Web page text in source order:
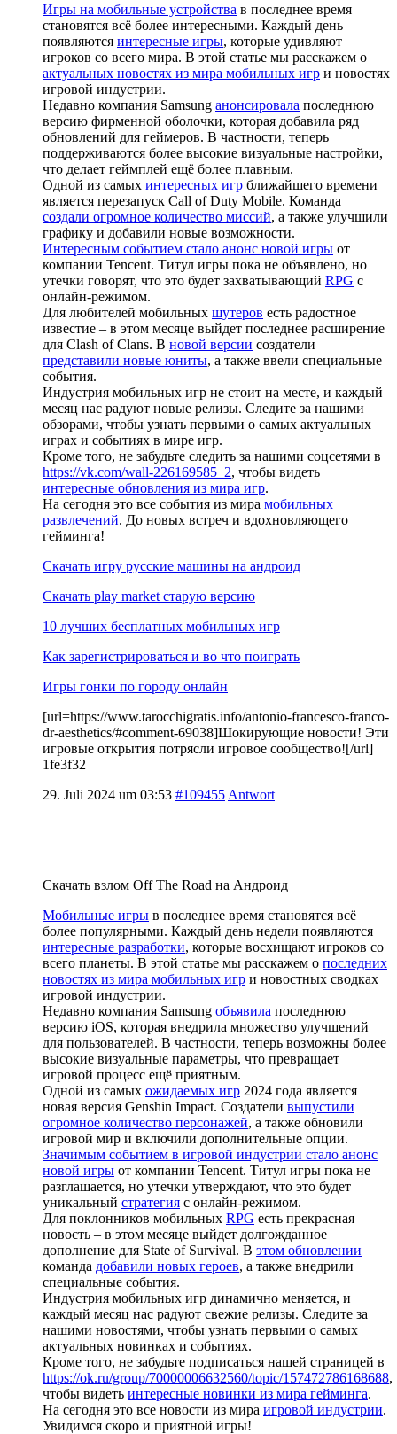
Игры на мобильные устройства в последнее время
становятся всё более интересными. Каждый день
появляются интересные игры, которые удивляют
игроков со всего мира. В этой статье мы расскажем о
актуальных новостях из мира мобильных игр и новостях
игровой индустрии.
Недавно компания Samsung анонсировала последнюю
версию фирменной оболочки, которая добавила ряд
обновлений для геймеров. В частности, теперь
поддерживаются более высокие визуальные настройки,
что делает геймплей ещё более плавным.
Одной из самых интересных игр ближайшего времени
является перезапуск Call of Duty Mobile. Команда
создали огромное количество миссий, а также улучшили
графику и добавили новые возможности.
Интересным событием стало анонс новой игры от
компании Tencent. Титул игры пока не объявлено, но
утечки говорят, что это будет захватывающий RPG с
онлайн-режимом.
Для любителей мобильных шутеров есть радостное
известие – в этом месяце выйдет последнее расширение
для Clash of Clans. В новой версии создатели
представили новые юниты, а также ввели специальные
события.
Индустрия мобильных игр не стоит на месте, и каждый
месяц нас радуют новые релизы. Следите за нашими
обзорами, чтобы узнать первыми о самых актуальных
играх и событиях в мире игр.
Кроме того, не забудьте следить за нашими соцсетями в
https://vk.com/wall-226169585_2, чтобы видеть
интересные обновления из мира игр.
На сегодня это все события из мира мобильных
развлечений. До новых встреч и вдохновляющего
гейминга!
Скачать игру русские машины на андроид
Скачать play market старую версию
10 лучших бесплатных мобильных игр
Как зарегистрироваться и во что поиграть
Игры гонки по городу онлайн
[url=https://www.tarocchigratis.info/antonio-francesco-franco-
dr-aesthetics/#comment-69038]Шокирующие новости! Эти
игровые открытия потрясли игровое сообщество![/url]
1fe3f32
29. Juli 2024 um 03:53 #109455 Antwort
Скачать взлом Off The Road на Андроид
Мобильные игры в последнее время становятся всё
более популярными. Каждый день недели появляются
интересные разработки, которые восхищают игроков со
всего планеты. В этой статье мы расскажем о последних
новостях из мира мобильных игр и новостных сводках
игровой индустрии.
Недавно компания Samsung объявила последнюю
версию iOS, которая внедрила множество улучшений
для пользователей. В частности, теперь возможны более
высокие визуальные параметры, что превращает
игровой процесс ещё приятным.
Одной из самых ожидаемых игр 2024 года является
новая версия Genshin Impact. Создатели выпустили
огромное количество персонажей, а также обновили
игровой мир и включили дополнительные опции.
Значимым событием в игровой индустрии стало анонс
новой игры от компании Tencent. Титул игры пока не
разглашается, но утечки утверждают, что это будет
уникальный стратегия с онлайн-режимом.
Для поклонников мобильных RPG есть прекрасная
новость – в этом месяце выйдет долгожданное
дополнение для State of Survival. В этом обновлении
команда добавили новых героев, а также внедрили
специальные события.
Индустрия мобильных игр динамично меняется, и
каждый месяц нас радуют свежие релизы. Следите за
нашими новостями, чтобы узнать первыми о самых
актуальных новинках и событиях.
Кроме того, не забудьте подписаться нашей страницей в
https://ok.ru/group/70000006632560/topic/157472786168688,
чтобы видеть интересные новинки из мира гейминга.
На сегодня это все новости из мира игровой индустрии.
Увидимся скоро и приятной игры!